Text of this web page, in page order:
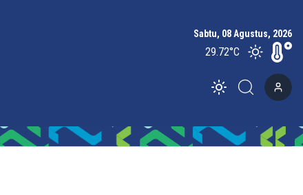
Sabtu, 08 Agustus, 2026
29.72°C
Toggle theme